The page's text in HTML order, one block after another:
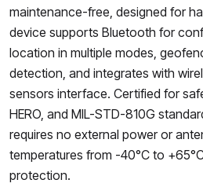
maintenance-free, designed for
device supports Bluetooth for
location in multiple modes,
detection, and integrates with
sensors interface. Certified for
HERO, and MIL-STD-810G
requires no external power or
temperatures from -40°C to
protection.